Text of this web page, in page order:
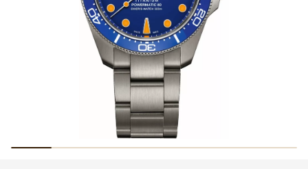
VŠE O NÁKUPU
WHATSAPP
VOLEJTE 9:00–18:00+420 775 138 346
CZK EUR